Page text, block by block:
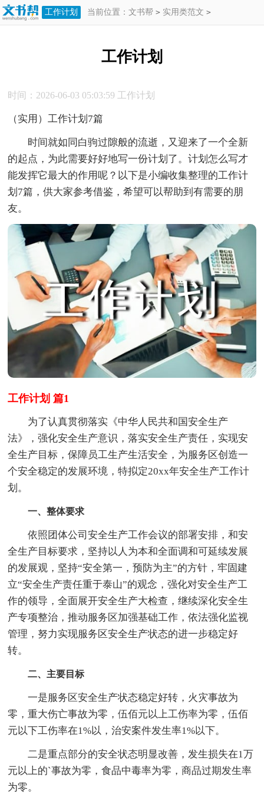
工作计划 当前位置： 文书帮 > 实用类范文 >
工作计划
时间：2026-06-03 05:03:59 工作计划
（实用）工作计划7篇
时间就如同白驹过隙般的流逝，又迎来了一个全新
的起点，为此需要好好地写一份计划了。计划怎么写才
能发挥它最大的作用呢？以下是小编收集整理的工作计
划7篇，供大家参考借鉴，希望可以帮助到有需要的朋
友。
工作计划 篇1
为了认真贯彻落实《中华人民共和国安全生产
法》，强化安全生产意识，落实安全生产责任，实现安
全生产目标，保障员工生产生活安全，为服务区创造一
个安全稳定的发展环境，特拟定20xx年安全生产工作计
划。
一、整体要求
依照团体公司安全生产工作会议的部署安排，和安
全生产目标要求，坚持以人为本和全面调和可延续发展
的发展观，坚持“安全第一，预防为主”的方针，牢固建
立“安全生产责任重于泰山”的观念，强化对安全生产工
作的领导，全面展开安全生产大检查，继续深化安全生
产专项整治，推动服务区加强基础工作，依法强化监视
管理，努力实现服务区安全生产状态的进一步稳定好
转。
二、主要目标
一是服务区安全生产状态稳定好转，火灾事故为
零，重大伤亡事故为零，伍佰元以上工伤率为零，伍佰
元以下工伤率在1%以，治安案件发生率1%以下。
二是重点部分的安全状态明显改善，发生损失在1万
元以上的`事故为零，食品中毒率为零，商品过期发生率
为零。